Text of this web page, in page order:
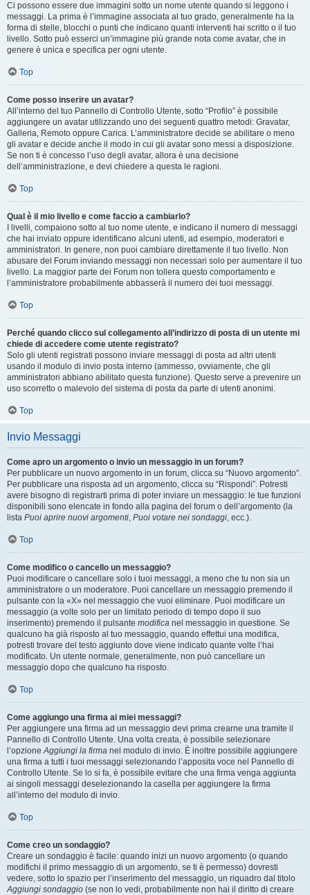
Ci possono essere due immagini sotto un nome utente quando si leggono i
messaggi. La prima è l’immagine associata al tuo grado, generalmente ha la
forma di stelle, blocchi o punti che indicano quanti interventi hai scritto o il tuo
livello. Sotto può esserci un’immagine più grande nota come avatar, che in
genere è unica e specifica per ogni utente.
Top
Come posso inserire un avatar?
All’interno del tuo Pannello di Controllo Utente, sotto “Profilo” è possibile
aggiungere un avatar utilizzando uno dei seguenti quattro metodi: Gravatar,
Galleria, Remoto oppure Carica. L’amministratore decide se abilitare o meno
gli avatar e decide anche il modo in cui gli avatar sono messi a disposizione.
Se non ti è concesso l’uso degli avatar, allora è una decisione
dell’amministrazione, e devi chiedere a questa le ragioni.
Top
Qual è il mio livello e come faccio a cambiarlo?
I livelli, compaiono sotto al tuo nome utente, e indicano il numero di messaggi
che hai inviato oppure identificano alcuni utenti, ad esempio, moderatori e
amministratori. In genere, non puoi cambiare direttamente il tuo livello. Non
abusare del Forum inviando messaggi non necessari solo per aumentare il tuo
livello. La maggior parte dei Forum non tollera questo comportamento e
l’amministratore probabilmente abbasserà il numero dei tuoi messaggi.
Top
Perché quando clicco sul collegamento all’indirizzo di posta di un utente mi
chiede di accedere come utente registrato?
Solo gli utenti registrati possono inviare messaggi di posta ad altri utenti
usando il modulo di invio posta interno (ammesso, ovviamente, che gli
amministratori abbiano abilitato questa funzione). Questo serve a prevenire un
uso scorretto o malevolo del sistema di posta da parte di utenti anonimi.
Top
Invio Messaggi
Come apro un argomento o invio un messaggio in un forum?
Per pubblicare un nuovo argomento in un forum, clicca su “Nuovo argomento”.
Per pubblicare una risposta ad un argomento, clicca su “Rispondi”. Potresti
avere bisogno di registrarti prima di poter inviare un messaggio: le tue funzioni
disponibili sono elencate in fondo alla pagina del forum o dell’argomento (la
lista Puoi aprire nuovi argomenti, Puoi votare nei sondaggi, ecc.).
Top
Come modifico o cancello un messaggio?
Puoi modificare o cancellare solo i tuoi messaggi, a meno che tu non sia un
amministratore o un moderatore. Puoi cancellare un messaggio premendo il
pulsante con la «X» nel messaggio che vuoi eliminare. Puoi modificare un
messaggio (a volte solo per un limitato periodo di tempo dopo il suo
inserimento) premendo il pulsante modifica nel messaggio in questione. Se
qualcuno ha già risposto al tuo messaggio, quando effettui una modifica,
potresti trovare del testo aggiunto dove viene indicato quante volte l’hai
modificato. Un utente normale, generalmente, non può cancellare un
messaggio dopo che qualcuno ha risposto.
Top
Come aggiungo una firma ai miei messaggi?
Per aggiungere una firma ad un messaggio devi prima crearne una tramite il
Pannello di Controllo Utente. Una volta creata, è possibile selezionare
l’opzioneAggiungi la firma nel modulo di invio. È inoltre possibile aggiungere
una firma a tutti i tuoi messaggi selezionando l’apposita voce nel Pannello di
Controllo Utente. Se lo si fa, è possibile evitare che una firma venga aggiunta
ai singoli messaggi deselezionando la casella per aggiungere la firma
all’interno del modulo di invio.
Top
Come creo un sondaggio?
Creare un sondaggio è facile: quando inizi un nuovo argomento (o quando
modifichi il primo messaggio di un argomento, se ti è permesso) dovresti
vedere, sotto lo spazio per l’inserimento del messaggio, un riquadro dal titolo
Aggiungi sondaggio (se non lo vedi, probabilmente non hai il diritto di creare